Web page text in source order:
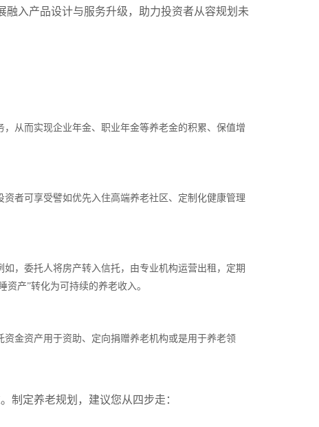
入产品设计与服务升级，助力投资者从容规划未
从而实现企业年金、职业年金等养老金的积累、保值增
者可享受譬如优先入住高端养老社区、定制化健康管理
，委托人将房产转入信托，由专业机构运营出租，定期
资产”转化为可持续的养老收入。
金资产用于资助、定向捐赠养老机构或是用于养老领
制定养老规划，建议您从四步走：